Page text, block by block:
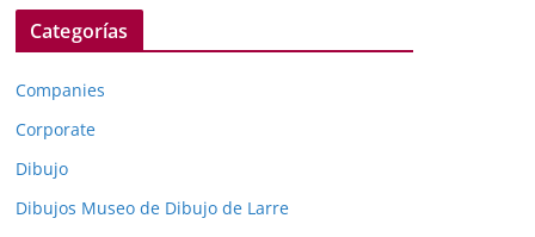
Categorías
Companies
Corporate
Dibujo
Dibujos Museo de Dibujo de Larre